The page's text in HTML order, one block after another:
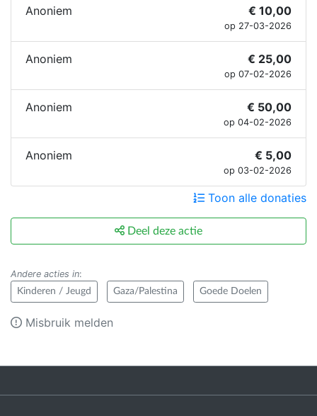
Anoniem € 10,00
op 27-03-2026
Anoniem € 25,00
op 07-02-2026
Anoniem € 50,00
op 04-02-2026
Anoniem € 5,00
op 03-02-2026
Toon alle donaties
Deel deze actie
Andere acties in:
Kinderen / Jeugd Gaza/Palestina Goede Doelen
Misbruik melden